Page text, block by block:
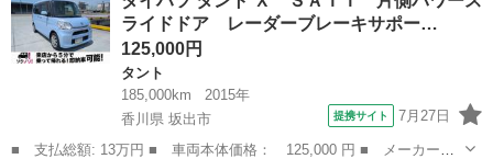
マートセレクションＳＡ 禁煙車 スマートアシスト 純正１４イン
チアルミ キ...
ライドドア レーダーブレーキサポー…
125,000円
タント
185,000km
2015年
香川県 坂出市
提携サイト 7月27日
■ 支払総額: 13万円 ■ 車両本体価格： 125,000 円 ■ メーカー